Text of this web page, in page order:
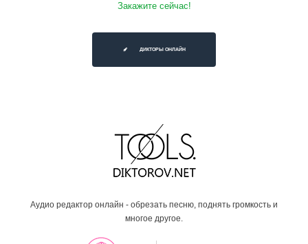
Закажите сейчас!
ДИКТОРЫ ОНЛАЙН
Аудио редактор онлайн - обрезать песню, поднять громкость и
многое другое.